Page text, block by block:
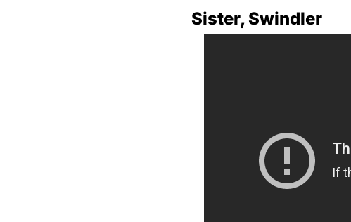
Sister, Swindler